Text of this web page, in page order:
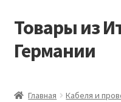
Перейти
навигации
Перейти
содержимому
Товары из
Германии
Главная Кабеля и